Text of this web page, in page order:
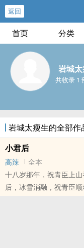
返回
首页 分类
岩城
共收录 1
岩城太瘦生的全部作
小君后
高辣
全本
十八岁那年，祝青臣上
后，冰雪消融，祝青臣